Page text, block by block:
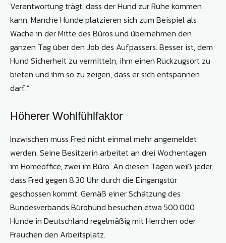
Verantwortung trägt, dass der Hund zur Ruhe kommen
kann. Manche Hunde platzieren sich zum Beispiel als
Wache in der Mitte des Büros und übernehmen den
ganzen Tag über den Job des Aufpassers. Besser ist, dem
Hund Sicherheit zu vermitteln, ihm einen Rückzugsort zu
bieten und ihm so zu zeigen, dass er sich entspannen
darf.“
Höherer Wohlfühlfaktor
Inzwischen muss Fred nicht einmal mehr angemeldet
werden. Seine Besitzerin arbeitet an drei Wochentagen
im Homeoffice, zwei im Büro. An diesen Tagen weiß jeder,
dass Fred gegen 8.30 Uhr durch die Eingangstür
geschossen kommt. Gemäß einer Schätzung des
Bundesverbands Bürohund besuchen etwa 500.000
Hunde in Deutschland regelmäßig mit Herrchen oder
Frauchen den Arbeitsplatz.